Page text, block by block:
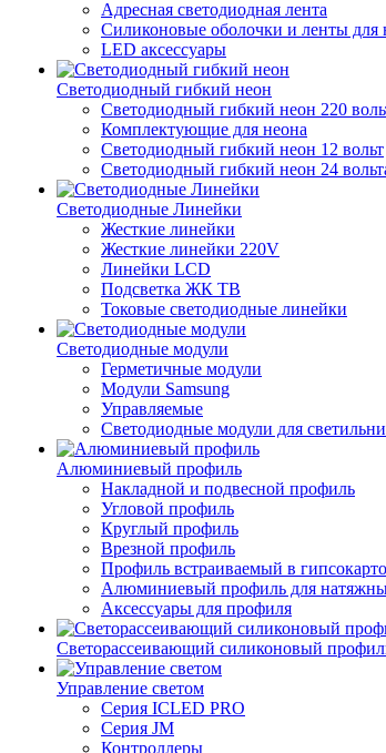
Адресная светодиодная лента
Силиконовые оболочки и ленты для
LED аксессуары
Светодиодный гибкий неон
Светодиодный гибкий неон 220
Комплектующие для неона
Светодиодный гибкий неон 12 вольт
Светодиодный гибкий неон 24
Светодиодные Линейки
Жесткие линейки
Жесткие линейки 220V
Линейки LCD
Подсветка ЖК ТВ
Токовые светодиодные линейки
Светодиодные модули
Герметичные модули
Модули Samsung
Управляемые
Светодиодные модули для
Алюминиевый профиль
Накладной и подвесной профиль
Угловой профиль
Круглый профиль
Врезной профиль
Профиль встраиваемый в
Алюминиевый профиль для
Аксессуары для профиля
Светорассеивающий силиконовый
Управление светом
Серия ICLED PRO
Серия JM
Контроллеры